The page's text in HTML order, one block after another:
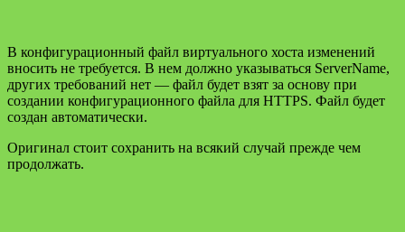
В конфигурационный файл виртуального хоста изменений
вносить не требуется. В нем должно указываться ServerName,
других требований нет — файл будет взят за основу при
создании конфигурационного файла для HTTPS. Файл будет
создан автоматически.
Оригинал стоит сохранить на всякий случай прежде чем
продолжать.